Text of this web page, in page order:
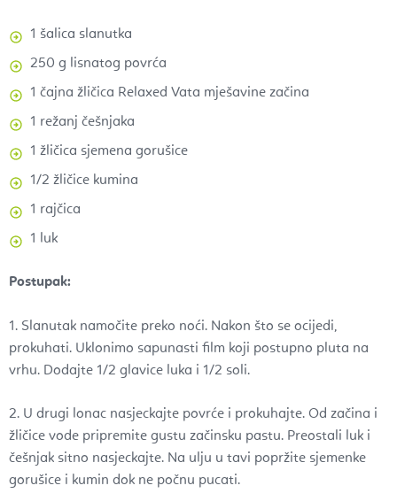
1 šalica slanutka
250 g lisnatog povrća
1 čajna žličica Relaxed Vata mješavine začina
1 režanj češnjaka
1 žličica sjemena gorušice
1/2 žličice kumina
1 rajčica
1 luk
Postupak:
1. Slanutak namočite preko noći. Nakon što se ocijedi,
prokuhati. Uklonimo sapunasti film koji postupno pluta na
vrhu. Dodajte 1/2 glavice luka i 1/2 soli.
2. U drugi lonac nasjeckajte povrće i prokuhajte. Od začina i
žličice vode pripremite gustu začinsku pastu. Preostali luk i
češnjak sitno nasjeckajte. Na ulju u tavi popržite sjemenke
gorušice i kumin dok ne počnu pucati.